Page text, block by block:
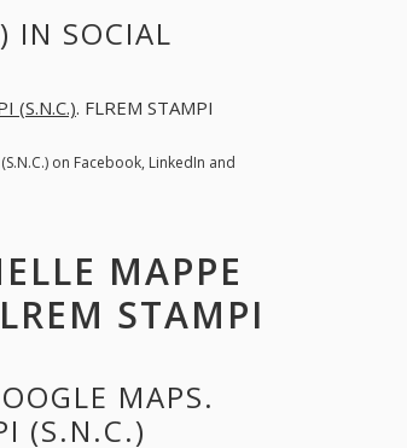
IN SOCIAL
(S.N.C.). FLREM STAMPI
(S.N.C.) on Facebook, LinkedIn and
MAPPE
STAMPI
MAPS.
(S.N.C.)